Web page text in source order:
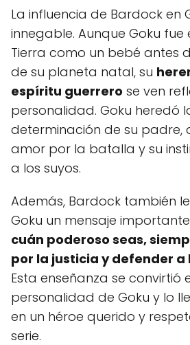
La influencia de Bardock en
innegable. Aunque Goku
Tierra como un bebé antes
de su planeta natal, su
espíritu guerrero se ven
personalidad. Goku heredó
determinación de su padre,
amor por la batalla y su
a los suyos.
Además, Bardock también
Goku un mensaje
cuán poderoso seas,
por la justicia y defender a
Esta enseñanza se convirtió
personalidad de Goku y lo
en un héroe querido y
serie.